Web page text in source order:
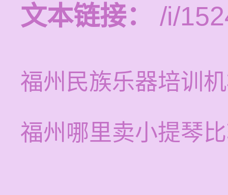
文本链接：
/i/
福州民族乐器培训
福州哪里卖小提琴